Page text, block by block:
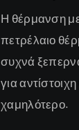
Η θέρμανση
πετρέλαιο
συχνά
για
χαμηλότερο.